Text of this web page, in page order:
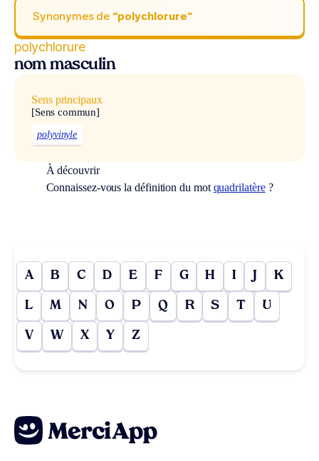
Synonymes de “polychlorure“
polychlorure
nom masculin
Sens principaux
[Sens commun]
polyvinyle
À découvrir
Connaissez-vous la définition du mot quadrilatère?
A B C D E F G H I J K
L M N O P Q R S T U
V W X Y Z